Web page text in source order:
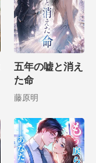
五年の嘘と消え
た命
藤原明